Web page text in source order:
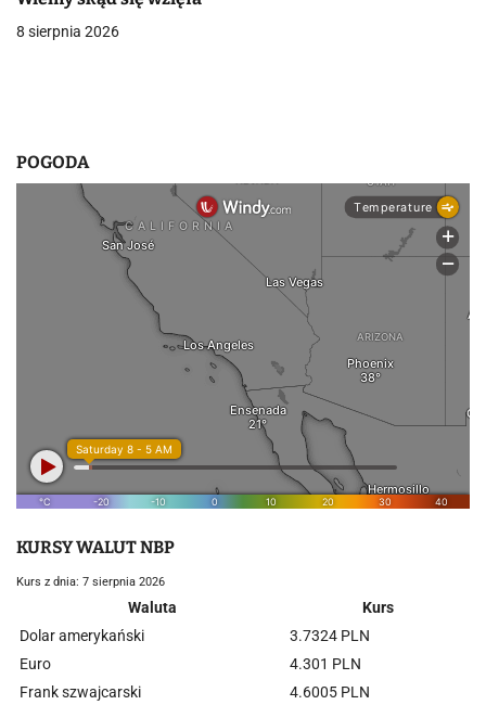
8 sierpnia 2026
POGODA
KURSY WALUT NBP
Kurs z dnia: 7 sierpnia 2026
Waluta
Kurs
Dolar amerykański
3.7324 PLN
Euro
4.301 PLN
Frank szwajcarski
4.6005 PLN